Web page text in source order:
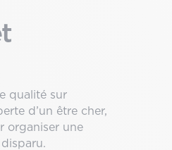
qualité sur
d’un être cher,
organiser une